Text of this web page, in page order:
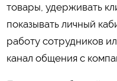
товары, удерживать
показывать личный
работу сотрудников
канал общения с